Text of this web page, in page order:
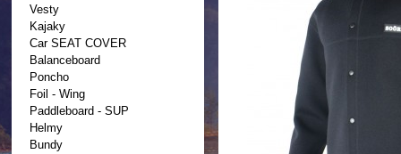
Vesty
Kajaky
Car SEAT COVER
Balanceboard
Poncho
Foil - Wing
Paddleboard - SUP
Helmy
Bundy